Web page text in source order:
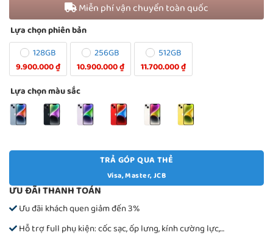
Miễn phí vận chuyển toàn quốc
Lựa chọn phiên bản
128GB
9.900.000 ₫
256GB
10.900.000 ₫
512GB
11.700.000 ₫
Lựa chọn màu sắc
TRẢ GÓP QUA THẺ
Visa, Master, JCB
ƯU ĐÃI THANH TOÁN
Ưu đãi khách quen giảm đến 3%
Hỗ trợ full phụ kiện: cốc sạc, ốp lưng, kính cường lực,…